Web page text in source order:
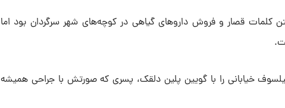
کلمات قصار و فروش داروهای گیاهی در کوچه‌های شهر سرگردان بود اما
خیابانی را با گویین پلین دلقک، پسری که صورتش با جراحی همیشه